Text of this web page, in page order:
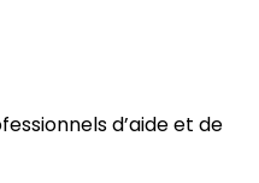
d’aide et de